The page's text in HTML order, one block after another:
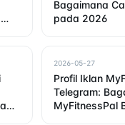
Bagaimana
pada 2026
2026-05-27
Profil Iklan
Telegram:
MyFitnessPal